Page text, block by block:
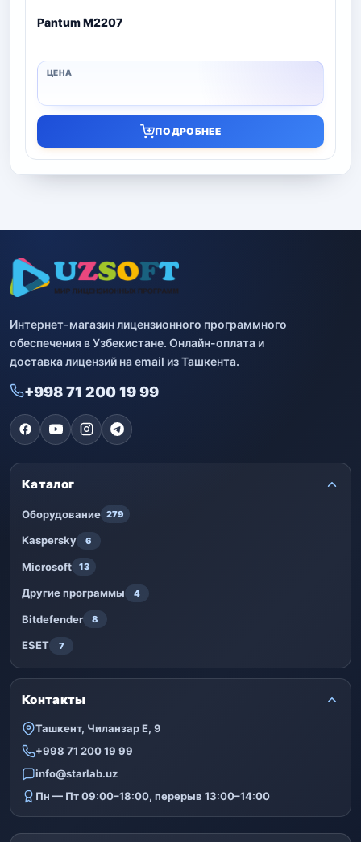
Pantum M2207
ПОДРОБНЕЕ
Интернет-магазин лицензионного программного
обеспечения в Узбекистане. Онлайн-оплата и
доставка лицензий на email из Ташкента.
+998 71 200 19 99
Каталог
Оборудование 279
Kaspersky 6
Microsoft 13
Другие программы 4
Bitdefender 8
ESET 7
Контакты
Ташкент, Чиланзар Е, 9
+998 71 200 19 99
info@starlab.uz
Пн — Пт 09:00–18:00, перерыв 13:00–14:00